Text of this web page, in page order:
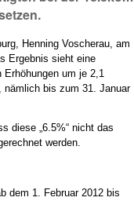
Henning Voscherau, am
Ergebnis sieht eine
um je 2,1
nämlich bis zum 31. Januar
diese „6.5%“ nicht das
werden.
dem 1. Februar 2012 bis